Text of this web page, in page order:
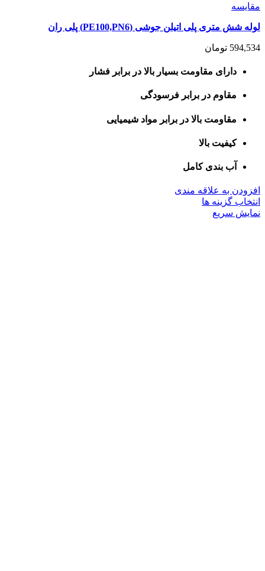
مقايسه
لوله شش متری پلی اتیلن جوشی (PE100,PN6) پلی ران
594,534 تومان
دارای مقاومت بسیار بالا در برابر فشار
مقاوم در برابر فرسودگی
مقاومت بالا در برابر مواد شیمیایی
کیفیت بالا
آب بندی کامل
افزودن به علاقه مندی
انتخاب گزینه ها
نمایش سریع